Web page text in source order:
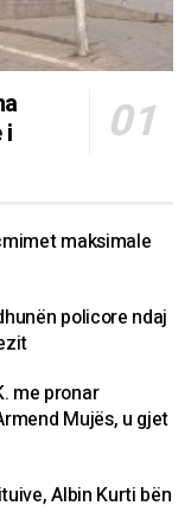
i
maksimale
policore ndaj
me pronar
Mujës, u gjet
Albin Kurti bën